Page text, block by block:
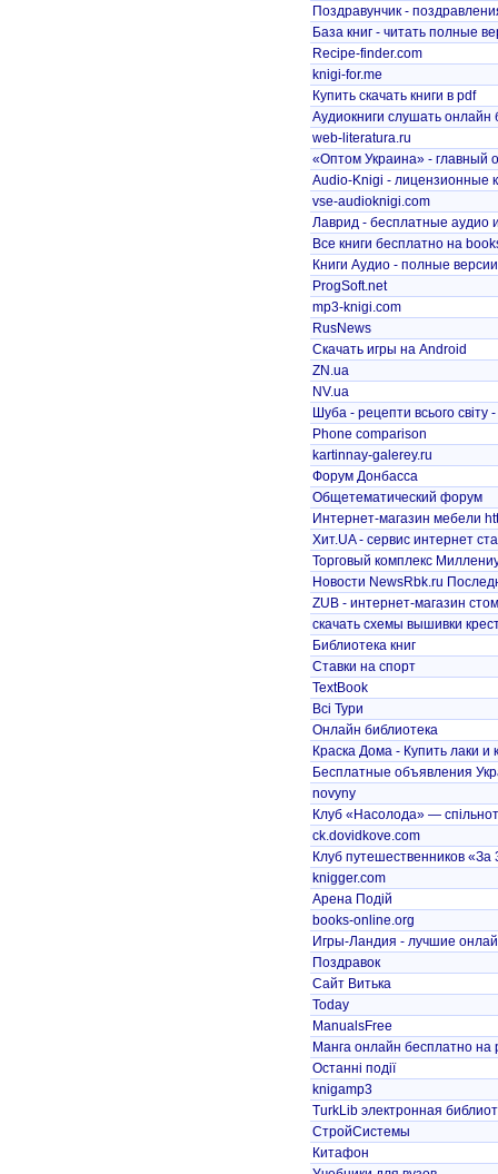
Поздравунчик -
База книг - читать полные
Recipe-finder.com
knigi-for.me
Купить скачать книги в pdf
Аудиокниги слушать онлайн
web-literatura.ru
«Оптом Украина» - главный
Audio-Knigi - лицензионные
vse-audioknigi.com
Лаврид - бесплатные аудио
Все книги бесплатно на
Книги Аудио - полные
ProgSoft.net
mp3-knigi.com
RusNews
Скачать игры на Android
ZN.ua
NV.ua
Шуба - рецепти всього світу
Phone comparison
kartinnay-galerey.ru
Форум Донбасса
Общетематический форум
Интернет-магазин мебели
Хит.UA - сервис интернет
Торговый комплекс
Новости NewsRbk.ru
ZUB - интернет-магазин
скачать схемы вышивки
Библиотека книг
Ставки на спорт
TextBook
Всі Тури
Онлайн библиотека
Краска Дома - Купить лаки и
Бесплатные объявления
novyny
Клуб «Насолода» —
ck.dovidkove.com
Клуб путешественников «За
knigger.com
Арена Подій
books-online.org
Игры-Ландия - лучшие
Поздравок
Сайт Витька
Today
ManualsFree
Манга онлайн бесплатно на
Останні події
knigamp3
TurkLib электронная
СтройСистемы
Китафон